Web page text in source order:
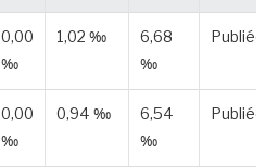
0,00
‰
1,02 ‰
6,68
‰
Publiée
0,00
‰
0,94 ‰
6,54
‰
Publiée